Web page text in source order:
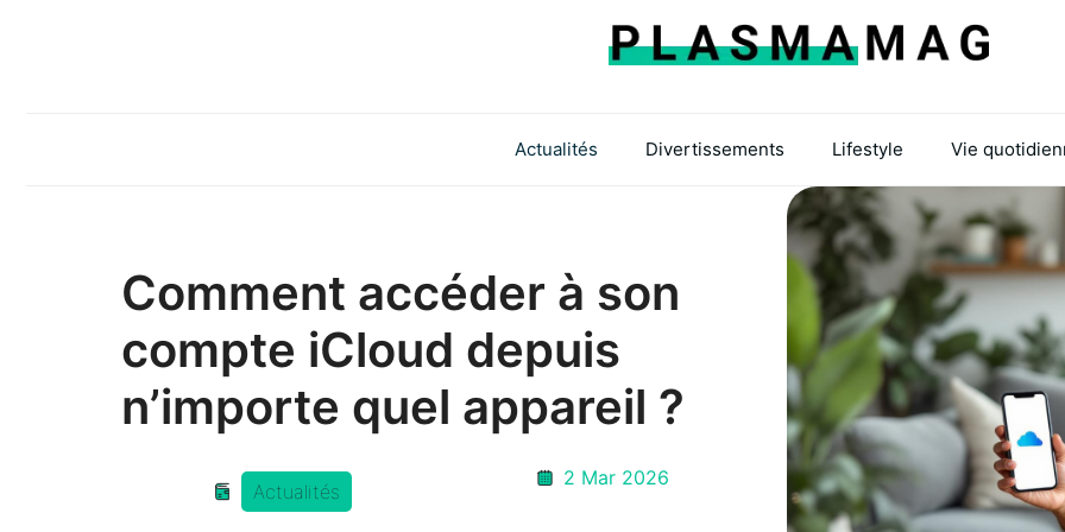
Actualités Divertissements Lifestyle Vie
Comment accéder à son
compte iCloud depuis
n’importe quel appareil ?
Actualités
2 Mar 2026